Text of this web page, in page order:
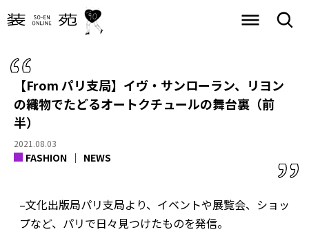
【From パリ支局】イヴ・サンローラン、リヨン
の織物でたどるオートクチュールの舞台裏（前
半）
2021.08.03
FASHION NEWS
–文化出版局パリ支局より、イベントや展覧会、ショッ
プなど、パリで日々見つけたものを発信。